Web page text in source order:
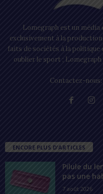
Lomegraph est un
exclusivement à la
faits de sociétés à la politique
oublier le sport ;
Contactez-nous:
ENCORE PLUS D'ARTICLES
Pilule du
pas une
7 août 2026